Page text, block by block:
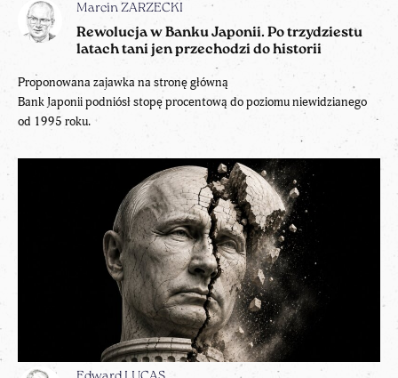
Marcin ZARZECKI
Rewolucja w Banku Japonii. Po trzydziestu
latach tani jen przechodzi do historii
Proponowana zajawka na stronę główną
Bank Japonii podniósł stopę procentową do poziomu niewidzianego
od 1995 roku.